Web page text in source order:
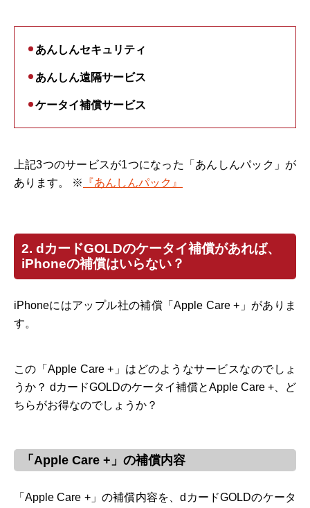
あんしんセキュリティ
あんしん遠隔サービス
ケータイ補償サービス
上記3つのサービスが1つになった「あんしんパック」が
あります。 ※
『あんしんパック』
2. dカードGOLDのケータイ補償があれば、
iPhoneの補償はいらない？
iPhoneにはアップル社の補償「Apple Care +」がありま
す。
この「Apple Care +」はどのようなサービスなのでしょ
うか？ dカードGOLDのケータイ補償とApple Care +、ど
ちらがお得なのでしょうか？
「Apple Care +」の補償内容
「Apple Care +」の補償内容を、dカードGOLDのケータ